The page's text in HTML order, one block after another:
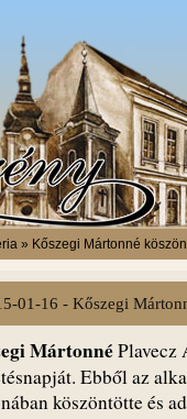
» Kőszegi Mártonné
01-16 - Kőszegi
MártonnéPlavecz
Ebből az
köszöntötte és